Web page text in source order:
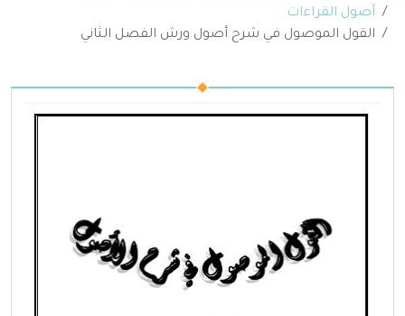
أصول القراءات
القول الموصول في شرح أصول ورش الفصل الثاني